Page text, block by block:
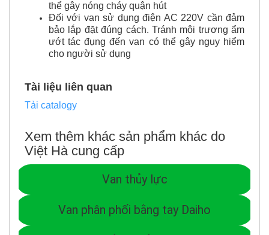
thể gây nóng cháy quận hút
Đối với van sử dụng điện AC 220V cần đảm
bảo lắp đặt đúng cách. Tránh môi trương ẩm
ướt tác đụng đến van có thể gây nguy hiểm
cho người sử dụng
Tài liệu liên quan
Tải catalogy
Xem thêm khác sản phẩm khác do
Việt Hà cung cấp
Van thủy lực
Van phân phối bằng tay Daiho